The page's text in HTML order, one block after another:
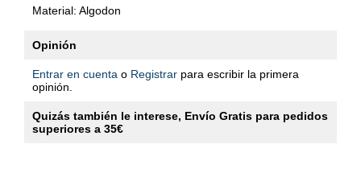
Material: Algodon
Opinión
Entrar en cuenta o Registrar para escribir la primera
opinión.
Quizás también le interese, Envío Gratis para pedidos
superiores a 35€